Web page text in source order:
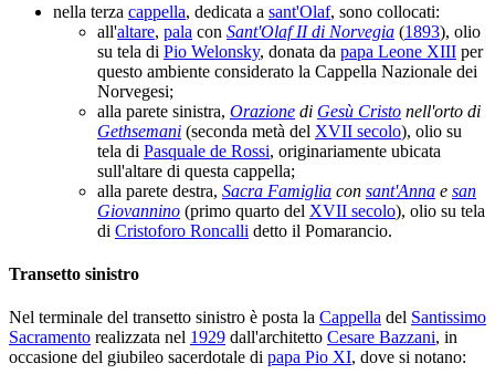
nella terza cappella, dedicata a sant'Olaf, sono collocati:
all'altare, pala con Sant'Olaf II di Norvegia (1893), olio
su tela di Pio Welonsky, donata da papa Leone XIII per
questo ambiente considerato la Cappella Nazionale dei
Norvegesi;
alla parete sinistra, Orazione di Gesù Cristo nell'orto di
Gethsemani (seconda metà del XVII secolo), olio su
tela di Pasquale de Rossi, originariamente ubicata
sull'altare di questa cappella;
alla parete destra, Sacra Famiglia con sant'Anna e san
Giovannino (primo quarto del XVII secolo), olio su tela
di Cristoforo Roncalli detto il Pomarancio.
Transetto sinistro
Nel terminale del transetto sinistro è posta la Cappella del Santissimo
Sacramento realizzata nel 1929 dall'architetto Cesare Bazzani, in
occasione del giubileo sacerdotale di papa Pio XI, dove si notano: